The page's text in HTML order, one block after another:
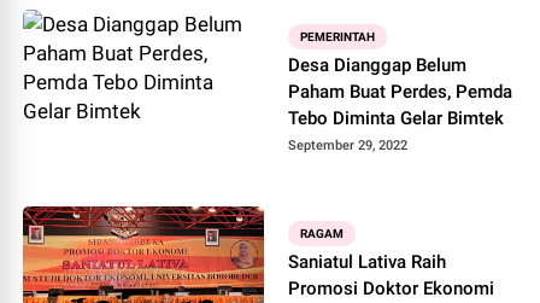
PEMERINTAH
Desa Dianggap Belum
Paham Buat Perdes, Pemda
Tebo Diminta Gelar Bimtek
September 29, 2022
RAGAM
Saniatul Lativa Raih
Promosi Doktor Ekonomi